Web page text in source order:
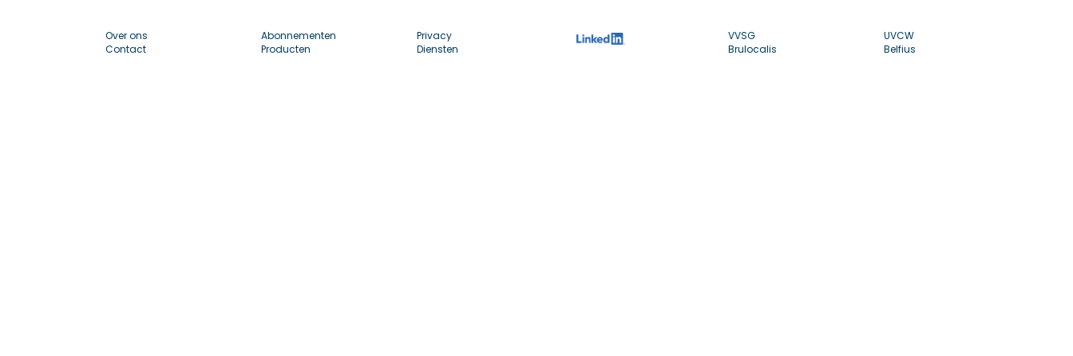
Over ons
Contact
Abonnementen
Producten
Privacy
Diensten
VVSG
Brulocalis
UVCW
Belfius